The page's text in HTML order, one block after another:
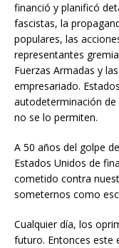
financió y planificó
fascistas, la
populares, las
representantes
Fuerzas Armadas y
empresariado.
autodeterminación de
no se lo permiten.
A 50 años del golpe
Estados Unidos de
cometido contra
someternos como
Cualquier día, los
futuro. Entonces este